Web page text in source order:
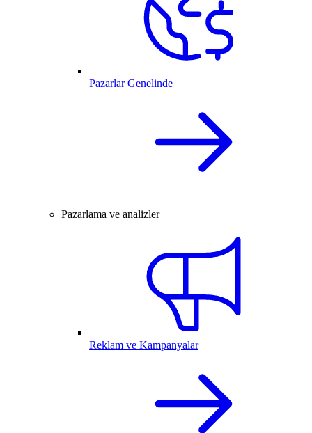
Pazarlar Genelinde
Pazarlama ve analizler
Reklam ve Kampanyalar